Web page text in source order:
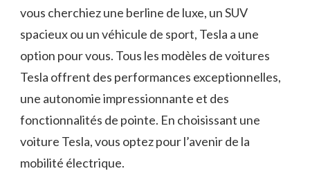
vous cherchiez une berline de luxe, un SUV
spacieux ou un véhicule de sport, Tesla a une
option pour vous. Tous les modèles de voitures
Tesla offrent des performances exceptionnelles,
une autonomie impressionnante et des
fonctionnalités de pointe. En choisissant une
voiture Tesla, vous optez pour l’avenir de la
mobilité électrique.